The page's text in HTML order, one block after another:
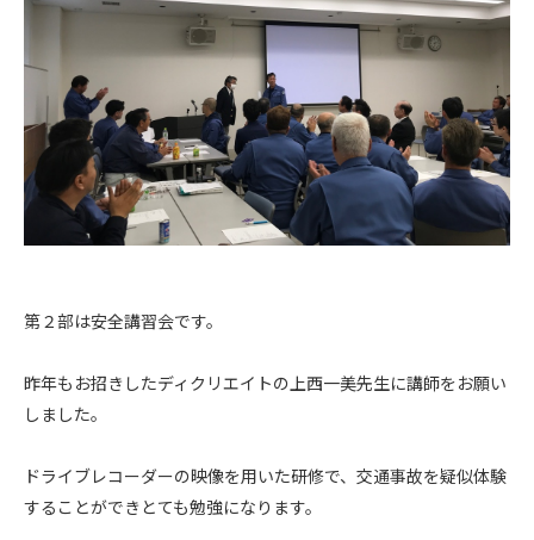
第２部は安全講習会です。
昨年もお招きしたディクリエイトの上西一美先生に講師をお願い
しました。
ドライブレコーダーの映像を用いた研修で、交通事故を疑似体験
することができとても勉強になります。